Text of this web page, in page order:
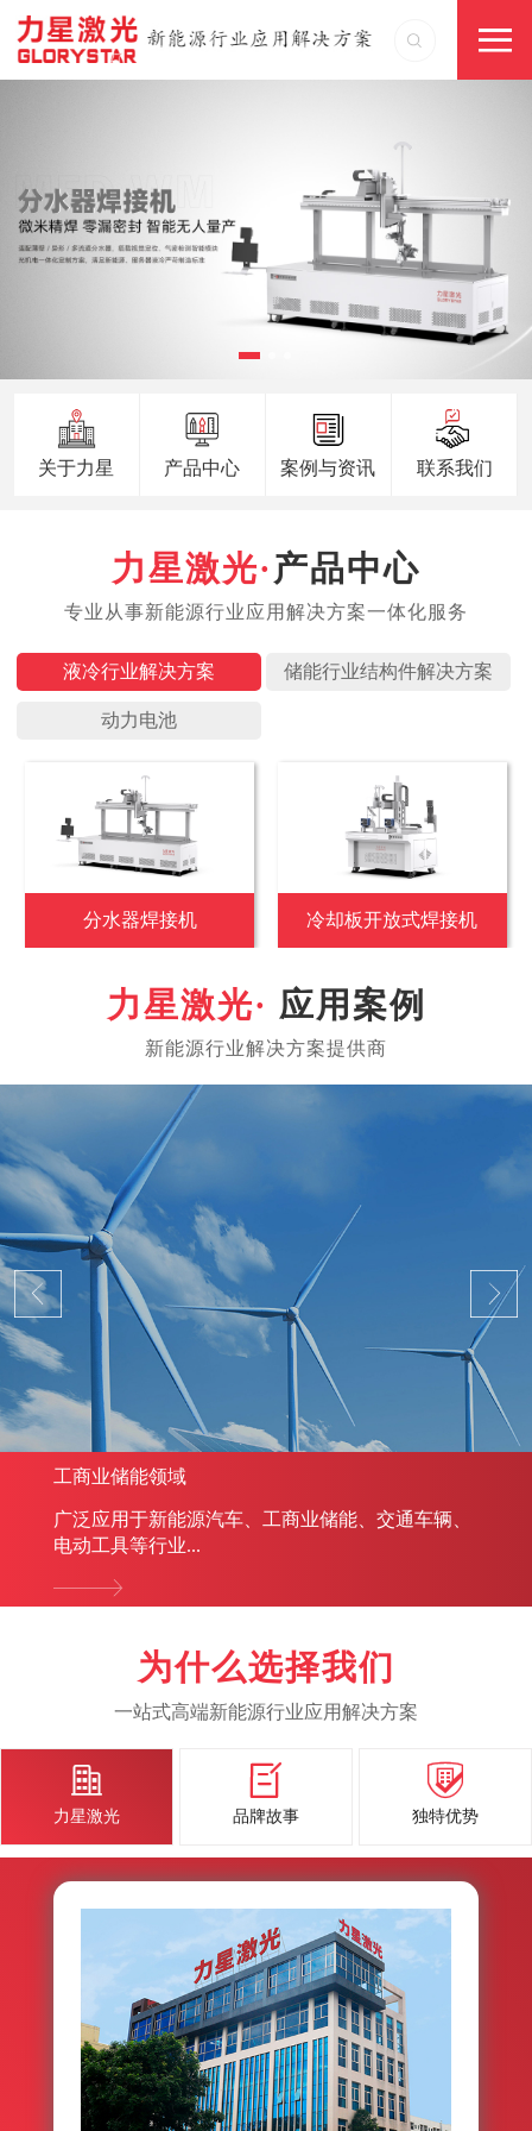
关于力星 产品中心 案例与资讯 联系我们
产品中心
液冷行业 储能行业
动力电池
分水器焊接机 冷却板开放式焊接机
应用案例
工商业储能领域
广泛应用于新能源汽车、工商业储能、交通车辆、
电动工具等行业...
为什么选择我们
一站式高端新能源行业应用解决方案

力星激光

品牌故事

独特优势